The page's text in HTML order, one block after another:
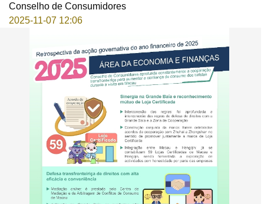
Conselho de Consumidores
2025-11-07 12:06